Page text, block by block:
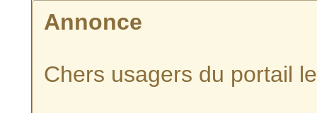
Annonce
Chers usagers du portail